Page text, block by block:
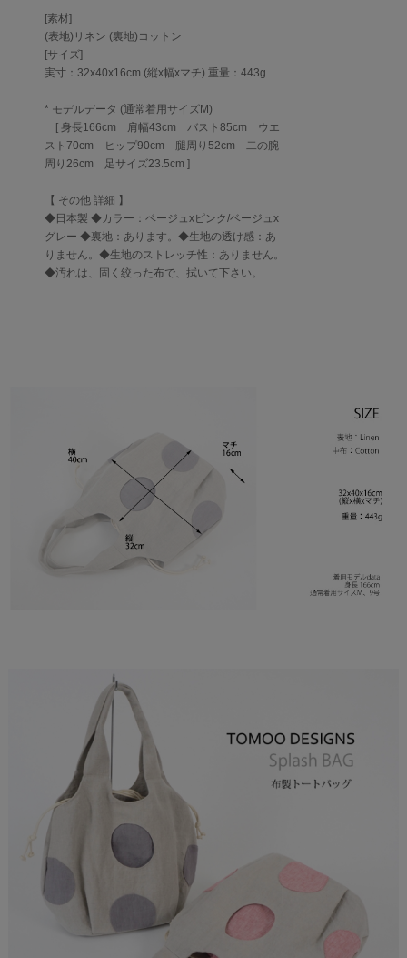
[素材]
(表地)リネン (裏地)コットン
[サイズ]
実寸：32x40x16cm (縦x幅xマチ) 重量：443g
* モデルデータ (通常着用サイズM)
[ 身長166cm 肩幅43cm バスト85cm ウエ
スト70cm ヒップ90cm 腿周り52cm 二の腕
周り26cm 足サイズ23.5cm ]
【 その他 詳細 】
◆日本製 ◆カラー：ベージュxピンク/ベージュx
グレー ◆裏地：あります。◆生地の透け感：あ
りません。◆生地のストレッチ性：ありません。
◆汚れは、固く絞った布で、拭いて下さい。